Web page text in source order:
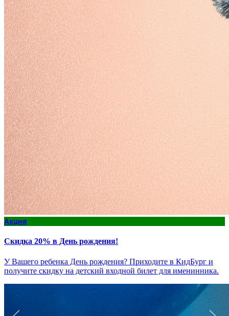
Акция
Скидка 20% в День рождения!
У Вашего ребенка День рождения? Приходите в КидБург и
получите скидку на детский входной билет для именинника.